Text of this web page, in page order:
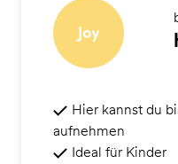
Hier kannst du
aufnehmen
Ideal für Kinder